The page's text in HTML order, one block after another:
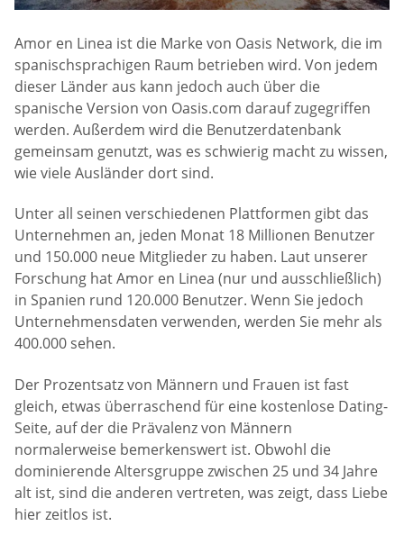
Amor en Linea ist die Marke von Oasis Network, die im
spanischsprachigen Raum betrieben wird. Von jedem
dieser Länder aus kann jedoch auch über die
spanische Version von Oasis.com darauf zugegriffen
werden. Außerdem wird die Benutzerdatenbank
gemeinsam genutzt, was es schwierig macht zu wissen,
wie viele Ausländer dort sind.
Unter all seinen verschiedenen Plattformen gibt das
Unternehmen an, jeden Monat 18 Millionen Benutzer
und 150.000 neue Mitglieder zu haben. Laut unserer
Forschung hat Amor en Linea (nur und ausschließlich)
in Spanien rund 120.000 Benutzer. Wenn Sie jedoch
Unternehmensdaten verwenden, werden Sie mehr als
400.000 sehen.
Der Prozentsatz von Männern und Frauen ist fast
gleich, etwas überraschend für eine kostenlose Dating-
Seite, auf der die Prävalenz von Männern
normalerweise bemerkenswert ist. Obwohl die
dominierende Altersgruppe zwischen 25 und 34 Jahre
alt ist, sind die anderen vertreten, was zeigt, dass Liebe
hier zeitlos ist.